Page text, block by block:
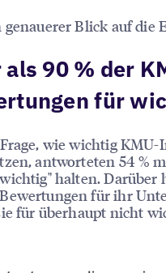
Blick auf die
als 90 % der
für
wie wichtig
antworteten 54 %
halten. Darüber
für ihr
für überhaupt nicht